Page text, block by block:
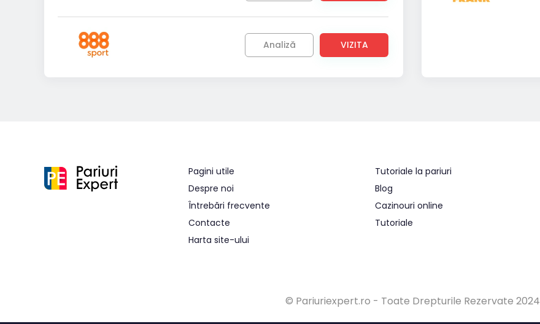
Analiză VIZITA
Pagini utile
Despre noi
Întrebări frecvente
Contacte
Harta site-ului
Tutoriale la pariuri
Blog
Cazinouri online
Tutoriale
© Pariuriexpert.ro - Toate Drepturile Rezervate 2024